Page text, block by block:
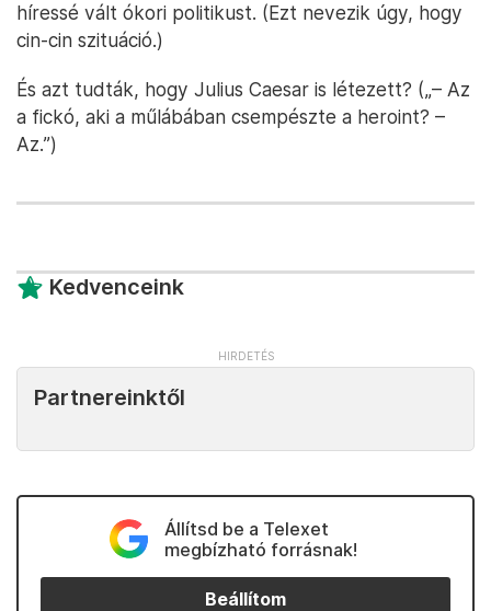
híressé vált ókori politikust. (Ezt nevezik úgy, hogy
cin-cin szituáció.)
És azt tudták, hogy Julius Caesar is létezett? („– Az
a fickó, aki a műlábában csempészte a heroint? –
Az.”)
Kedvenceink
Partnereinktől
Állítsd be a Telexet
megbízható forrásnak!
Beállítom